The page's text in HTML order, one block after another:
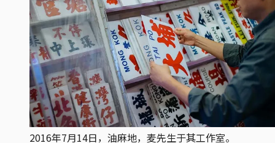
2016年7月14日，油麻地，麦先生于其工作室。